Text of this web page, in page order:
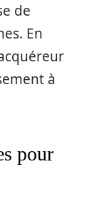
de
En
à
pour